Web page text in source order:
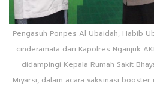
Pengasuh Ponpes Al Ubaidah, Habib
cinderamata dari Kapolres Nganjuk
didampingi Kepala Rumah Sakit
Miyarsi, dalam acara vaksinasi booster